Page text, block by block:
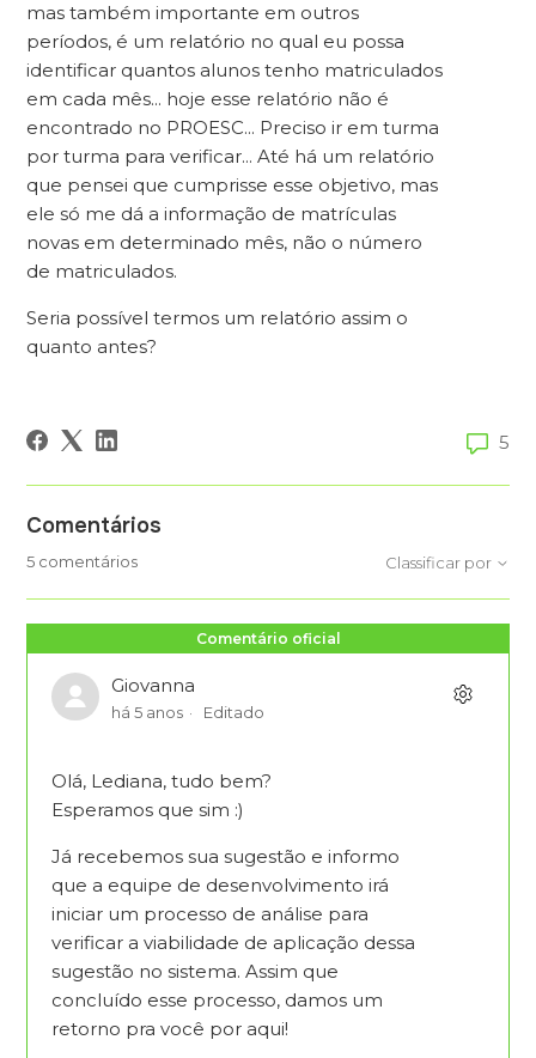
mas também importante em outros
períodos, é um relatório no qual eu possa
identificar quantos alunos tenho matriculados
em cada mês... hoje esse relatório não é
encontrado no PROESC... Preciso ir em turma
por turma para verificar... Até há um relatório
que pensei que cumprisse esse objetivo, mas
ele só me dá a informação de matrículas
novas em determinado mês, não o número
de matriculados.
Seria possível termos um relatório assim o
quanto antes?
5
Comentários
5 comentários Classificar por
Comentário oficial
Giovanna
há 5 anos Editado
Olá, Lediana, tudo bem?
Esperamos que sim :)
Já recebemos sua sugestão e informo
que a equipe de desenvolvimento irá
iniciar um processo de análise para
verificar a viabilidade de aplicação dessa
sugestão no sistema. Assim que
concluído esse processo, damos um
retorno pra você por aqui!